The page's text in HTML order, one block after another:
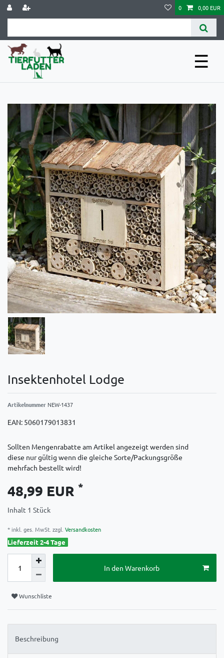
0 0,00 EUR
☰
Insektenhotel Lodge
Artikelnummer NEW-1437
EAN: 5060179013831
Sollten Mengenrabatte am Artikel angezeigt werden sind
diese nur gültig wenn die gleiche Sorte/Packungsgröße
mehrfach bestellt wird!
48,99 EUR *
Inhalt 1 Stück
* inkl. ges. MwSt. zzgl. Versandkosten
Lieferzeit 2-4 Tage
In den Warenkorb
Wunschliste
Beschreibung